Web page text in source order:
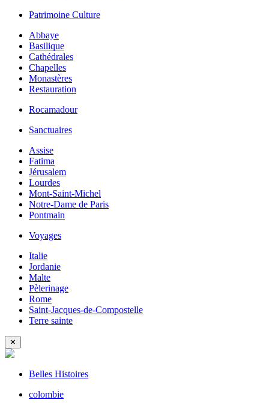
Patrimoine Culture
Abbaye
Basilique
Cathédrales
Chapelles
Monastères
Restauration
Rocamadour
Sanctuaires
Assise
Fatima
Jérusalem
Lourdes
Mont-Saint-Michel
Notre-Dame de Paris
Pontmain
Voyages
Italie
Jordanie
Malte
Pèlerinage
Rome
Saint-Jacques-de-Compostelle
Terre sainte
✕
Belles Histoires
colombie